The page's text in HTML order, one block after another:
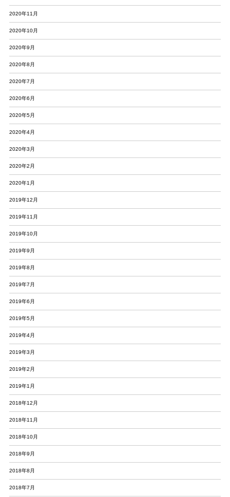
2020年11月
2020年10月
2020年9月
2020年8月
2020年7月
2020年6月
2020年5月
2020年4月
2020年3月
2020年2月
2020年1月
2019年12月
2019年11月
2019年10月
2019年9月
2019年8月
2019年7月
2019年6月
2019年5月
2019年4月
2019年3月
2019年2月
2019年1月
2018年12月
2018年11月
2018年10月
2018年9月
2018年8月
2018年7月